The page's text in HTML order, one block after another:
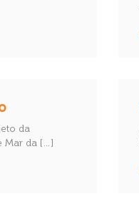
da
Mar da […]